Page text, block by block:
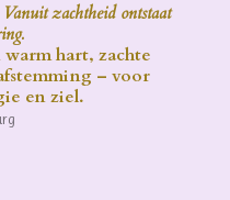
zachtheid ontstaat
hart, zachte
– voor
en ziel.